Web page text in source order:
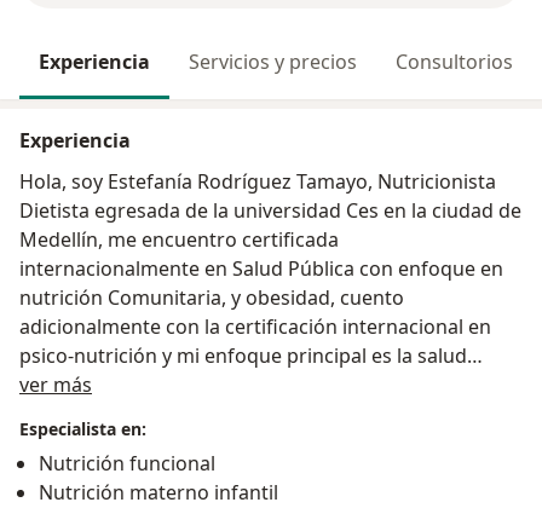
Experiencia Servicios y precios Consultorios
Experiencia
Hola, soy Estefanía Rodríguez Tamayo, Nutricionista
Dietista egresada de la universidad Ces en la ciudad de
Medellín, me encuentro certificada
internacionalmente en Salud Pública con enfoque en
nutrición Comunitaria, y obesidad, cuento
adicionalmente con la certificación internacional en
psico-nutrición y mi enfoque principal es la salud
hormonal y nutrición en la mujer.
servicio a los demás, desarrollo mis consultas con
amor, respeto y empatía por mis pacientes.
ver más
Especialista en:
Nutrición funcional
Nutrición materno infantil